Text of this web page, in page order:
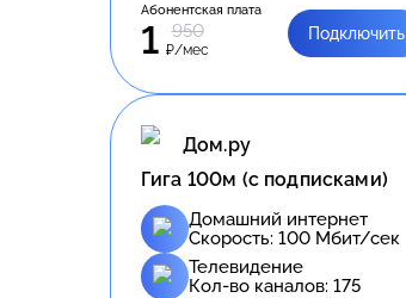
Абонентская плата
1 950
₽/мес
Подключить
Дом.ру
Гига 100м (с подписками)
Домашний интернет
Скорость: 100 Мбит/сек
Телевидение
Кол-во каналов: 175